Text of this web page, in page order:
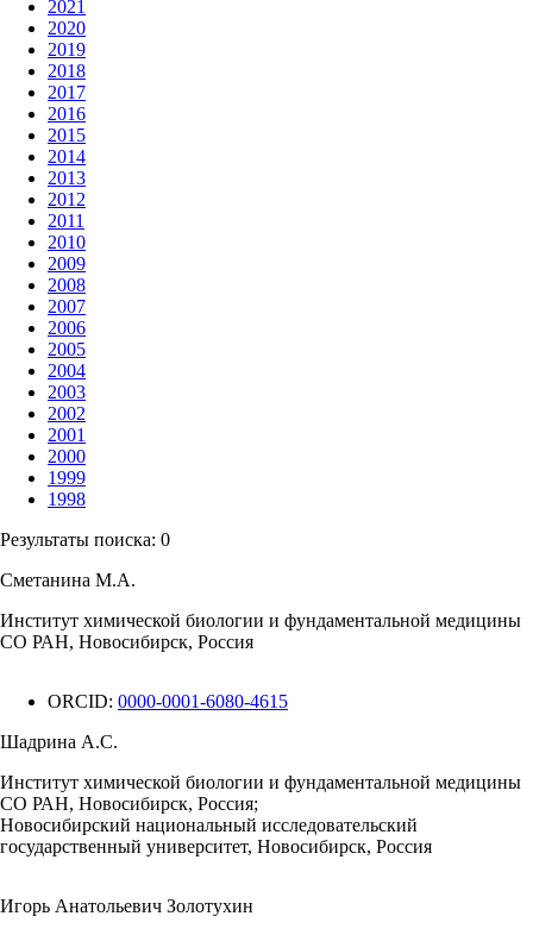
2021
2020
2019
2018
2017
2016
2015
2014
2013
2012
2011
2010
2009
2008
2007
2006
2005
2004
2003
2002
2001
2000
1999
1998
Результаты поиска: 0
Сметанина М.А.
Институт химической биологии и фундаментальной медицины
СО РАН, Новосибирск, Россия
ORCID: 0000-0001-6080-4615
Шадрина А.С.
Институт химической биологии и фундаментальной медицины
СО РАН, Новосибирск, Россия;
Новосибирский национальный исследовательский
государственный университет, Новосибирск, Россия
Игорь Анатольевич Золотухин